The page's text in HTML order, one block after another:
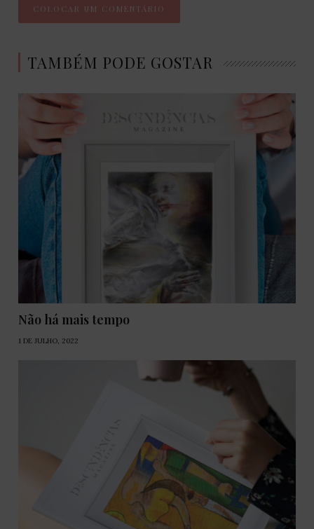
TAMBÉM PODE GOSTAR
Não há mais tempo
1 DE JULHO, 2022